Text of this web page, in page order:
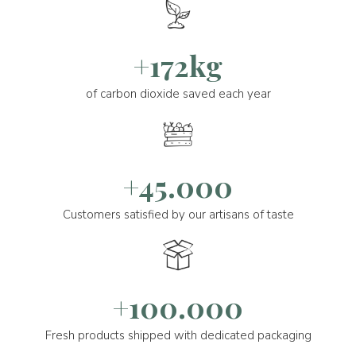
+172kg
of carbon dioxide saved each year
+45.000
Customers satisfied by our artisans of taste
+100.000
Fresh products shipped with dedicated packaging